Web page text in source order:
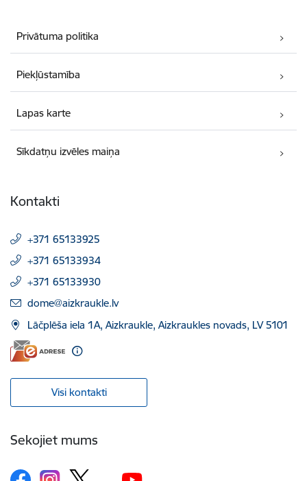
Privātuma politika
Piekļūstamība
Lapas karte
Sīkdatņu izvēles maiņa
Kontakti
+371 65133925
+371 65133934
+371 65133930
E-pasts:
dome@aizkraukle.lv
Lāčplēša iela 1A, Aizkraukle, Aizkraukles novads, LV 5101
Visi kontakti
Sekojiet mums